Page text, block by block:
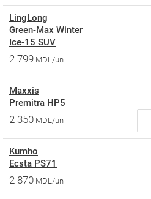
LingLong
Green-Max Winter
Ice-15 SUV
2 799 MDL/un
Maxxis
Premitra HP5
2 350 MDL/un
Kumho
Ecsta PS71
2 870 MDL/un